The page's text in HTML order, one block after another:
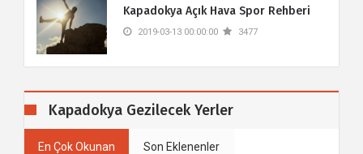
​Kapadokya Açık Hava Spor Rehberi
2019-03-13 00:00:00 3477
Kapadokya Gezilecek Yerler
En Çok Okunan Son Eklenenler